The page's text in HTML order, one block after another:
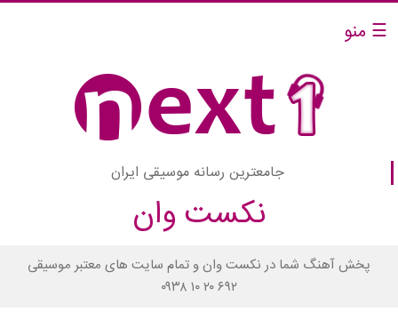
☰ منو
جامعترین رسانه موسیقی ایران
نکست وان
پخش آهنگ شما در نکست وان و تمام سایت های معتبر موسیقی
۰۹۳۸ ۱۰ ۲۰ ۶۹۲